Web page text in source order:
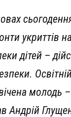
укриттів
дітей –
молодь –
Андрій